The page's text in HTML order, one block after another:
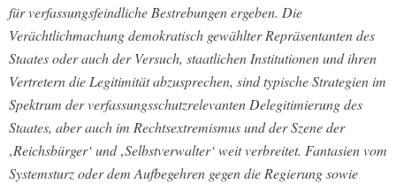
für verfassungsfeindliche Bestrebungen ergeben. Die
Verächtlichmachung demokratisch gewählter Repräsentanten des
Staates oder auch der Versuch, staatlichen Institutionen und ihren
Vertretern die Legitimität abzusprechen, sind typische Strategien im
Spektrum der verfassungsschutzrelevanten Delegitimierung des
Staates, aber auch im Rechtsextremismus und der Szene der
‚Reichsbürger‘ und ‚Selbstverwalter‘ weit verbreitet. Fantasien vom
Systemsturz oder dem Aufbegehren gegen die Regierung sowie